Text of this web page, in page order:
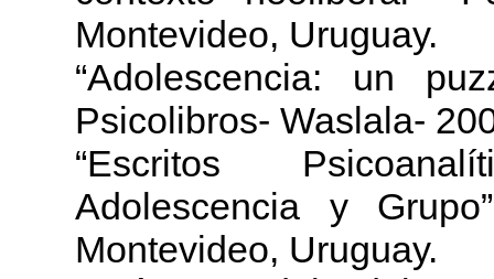
Montevideo, Uruguay.
“Adolescencia: un
Psicolibros- Waslala-
“Escritos
Adolescencia y
Montevideo, Uruguay.